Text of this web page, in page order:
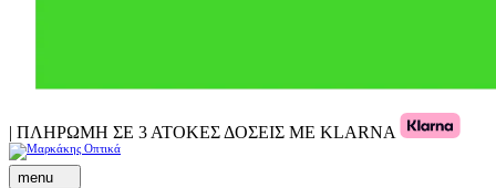
| ΠΛΗΡΩΜΗ ΣΕ 3 ΑΤΟΚΕΣ ΔΟΣΕΙΣ ΜΕ KLARNA
menu